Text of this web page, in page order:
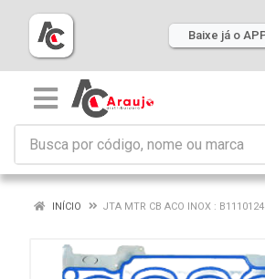
Baixe já o
INÍCIO JTA MTR CB ACO INOX :